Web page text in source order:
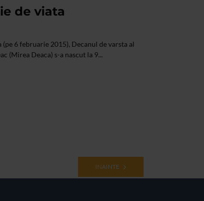
de viata
6 februarie 2015), Decanul de varsta al
(Mirea Deaca) s-a nascut la 9...
INAINTE